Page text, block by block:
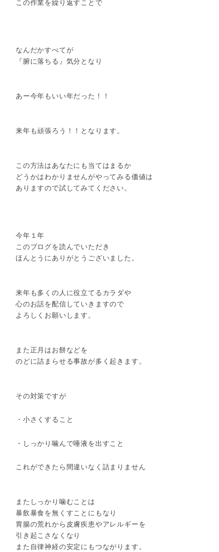
この作業を繰り返すことで
なんだかすべてが
『腑に落ちる』気分となり
あー今年もいい年だった！！
来年も頑張ろう！！となります。
この方法はあなたにも当てはまるか
どうかはわかりませんがやってみる価値は
ありますので試してみてください。
今年１年
このブログを読んでいただき
ほんとうにありがとうございました。
来年も多くの人に役立てるカラダや
心のお話を配信していきますので
よろしくお願いします。
また正月はお餅などを
のどに詰まらせる事故が多く起きます。
その対策ですが
・小さくすること
・しっかり噛んで唾液を出すこと
これができたら間違いなく詰まりません
またしっかり噛むことは
暴飲暴食を無くすことにもなり
胃腸の荒れから皮膚疾患やアレルギーを
引き起こさなくなり
また自律神経の安定にもつながります。